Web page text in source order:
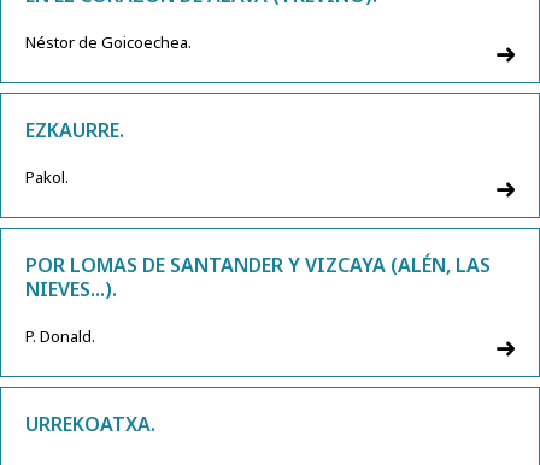
Néstor de Goicoechea.
EZKAURRE.
Pakol.
POR LOMAS DE SANTANDER Y VIZCAYA (ALÉN, LAS
NIEVES...).
P. Donald.
URREKOATXA.